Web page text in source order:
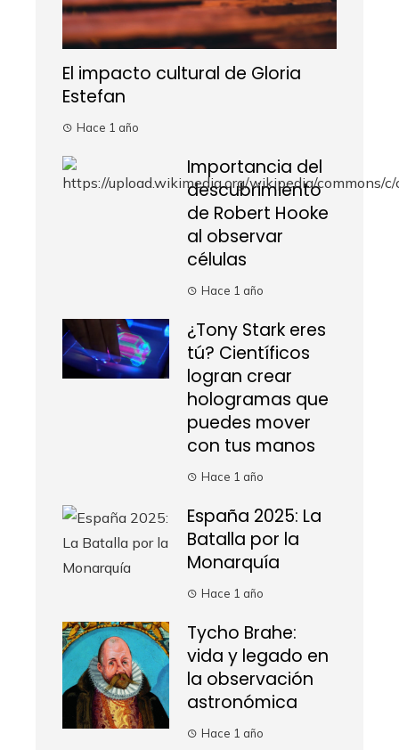
El impacto cultural de Gloria
Estefan
Hace 1 año
Importancia del
descubrimiento
de Robert Hooke
al observar
células
Hace 1 año
¿Tony Stark eres
tú? Científicos
logran crear
hologramas que
puedes mover
con tus manos
Hace 1 año
España 2025: La
Batalla por la
Monarquía
Hace 1 año
Tycho Brahe:
vida y legado en
la observación
astronómica
Hace 1 año